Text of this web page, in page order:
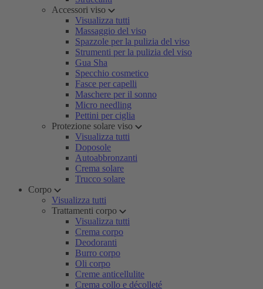
Accessori viso
Visualizza tutti
Massaggio del viso
Spazzole per la pulizia del viso
Strumenti per la pulizia del viso
Gua Sha
Specchio cosmetico
Fasce per capelli
Maschere per il sonno
Micro needling
Pettini per ciglia
Protezione solare viso
Visualizza tutti
Doposole
Autoabbronzanti
Crema solare
Trucco solare
Corpo
Visualizza tutti
Trattamenti corpo
Visualizza tutti
Crema corpo
Deodoranti
Burro corpo
Oli corpo
Creme anticellulite
Crema collo e décolleté